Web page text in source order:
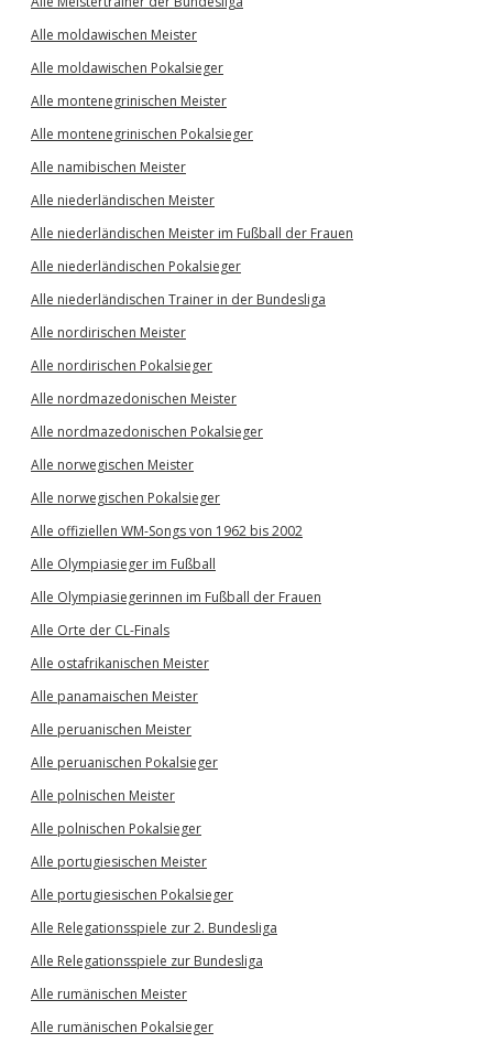
Alle moldawischen Meister
Alle moldawischen Pokalsieger
Alle montenegrinischen Meister
Alle montenegrinischen Pokalsieger
Alle namibischen Meister
Alle niederländischen Meister
Alle niederländischen Meister im Fußball der Frauen
Alle niederländischen Pokalsieger
Alle niederländischen Trainer in der Bundesliga
Alle nordirischen Meister
Alle nordirischen Pokalsieger
Alle nordmazedonischen Meister
Alle nordmazedonischen Pokalsieger
Alle norwegischen Meister
Alle norwegischen Pokalsieger
Alle offiziellen WM-Songs von 1962 bis 2002
Alle Olympiasieger im Fußball
Alle Olympiasiegerinnen im Fußball der Frauen
Alle Orte der CL-Finals
Alle ostafrikanischen Meister
Alle panamaischen Meister
Alle peruanischen Meister
Alle peruanischen Pokalsieger
Alle polnischen Meister
Alle polnischen Pokalsieger
Alle portugiesischen Meister
Alle portugiesischen Pokalsieger
Alle Relegationsspiele zur 2. Bundesliga
Alle Relegationsspiele zur Bundesliga
Alle rumänischen Meister
Alle rumänischen Pokalsieger